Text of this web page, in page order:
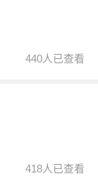
440人已查看
418人已查看